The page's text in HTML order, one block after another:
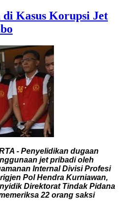
di Kasus Korupsi Jet
- Penyelidikan dugaan
jet pribadi oleh
Internal Divisi Profesi
Pol Hendra Kurniawan,
Direktorat Tindak Pidana
22 orang saksi